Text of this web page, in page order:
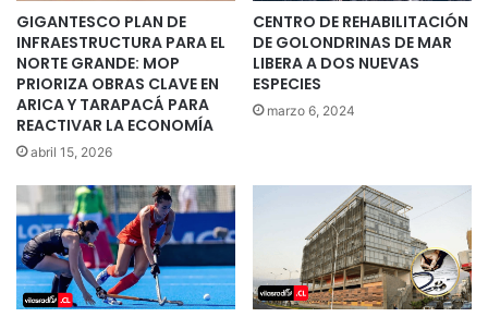
GIGANTESCO PLAN DE
INFRAESTRUCTURA PARA EL
NORTE GRANDE: MOP
PRIORIZA OBRAS CLAVE EN
ARICA Y TARAPACÁ PARA
REACTIVAR LA ECONOMÍA
abril 15, 2026
CENTRO DE REHABILITACIÓN
DE GOLONDRINAS DE MAR
LIBERA A DOS NUEVAS
ESPECIES
marzo 6, 2024